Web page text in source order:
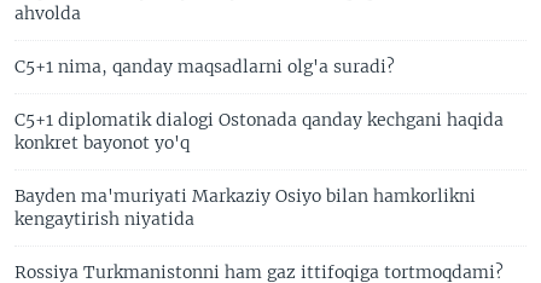
ahvolda
C5+1 nima, qanday maqsadlarni olg'a suradi?
C5+1 diplomatik dialogi Ostonada qanday kechgani haqida
konkret bayonot yo'q
Bayden ma'muriyati Markaziy Osiyo bilan hamkorlikni
kengaytirish niyatida
Rossiya Turkmanistonni ham gaz ittifoqiga tortmoqdami?